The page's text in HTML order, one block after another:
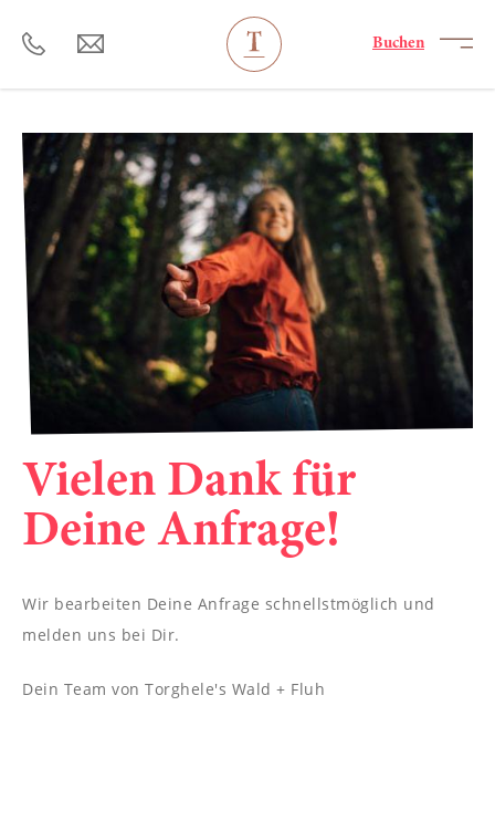
----
----
Buchen
Vielen Dank für
Deine Anfrage!
Wir bearbeiten Deine Anfrage schnellstmöglich und
melden uns bei Dir.
Dein Team von Torghele's Wald + Fluh